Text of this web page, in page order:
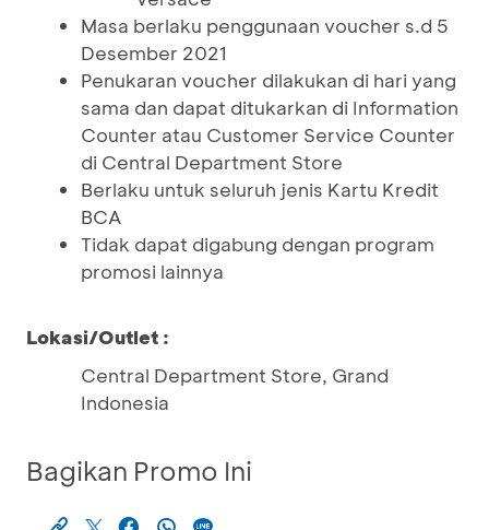
Masa berlaku penggunaan voucher s.d 5
Desember 2021
Penukaran voucher dilakukan di hari yang
sama dan dapat ditukarkan di Information
Counter atau Customer Service Counter
di Central Department Store
Berlaku untuk seluruh jenis Kartu Kredit
BCA
Tidak dapat digabung dengan program
promosi lainnya
Lokasi/Outlet :
Central Department Store, Grand
Indonesia
Bagikan Promo Ini